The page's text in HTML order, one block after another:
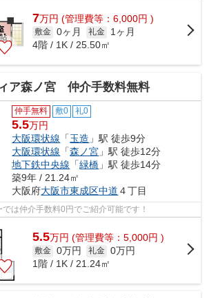
7万円 (管理費等：6,000円 )
敷金 0ヶ月 礼金
1ヶ月
4階 / 1K / 25.50㎡
ア森ノ宮 仲介手数料無料
仲手無料 敷0 礼0
5.5万円
大阪環状線 「玉造 」駅 徒歩9分
大阪環状線 「森ノ宮 」駅 徒歩12分
地下鉄中央線 「緑橋 」駅 徒歩14分
築9年 / 21.24㎡
大阪府大阪市東成区中道 ４丁目
は仲介手数料0円でご紹介可能です！
5.5万円 (管理費等：5,000円 )
敷金 0万円 礼金 0万円
1階 / 1K / 21.24㎡